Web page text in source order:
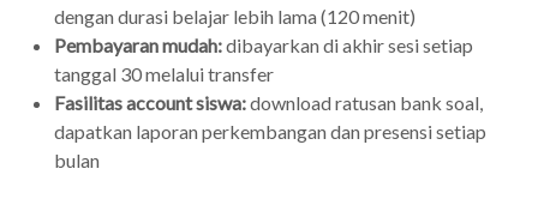
dengan durasi belajar lebih lama (120 menit)
Pembayaran mudah:dibayarkan di akhir sesi setiap
tanggal 30 melalui transfer
Fasilitas account siswa:download ratusan bank soal,
dapatkan laporan perkembangan dan presensi setiap
bulan